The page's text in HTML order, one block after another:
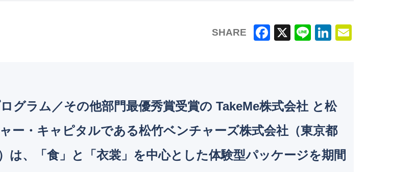
SHARE
e
b
o
k
e
dI
n
グラム／その他部門最優秀賞受賞の TakeMe株式会社 と松
ー・キャピタルである松竹ベンチャーズ株式会社（東京都
は、「食」と「衣裳」を中心とした体験型パッケージを期間